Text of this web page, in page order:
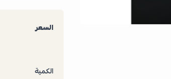
السعر
الكمية